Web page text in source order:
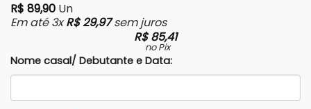
R$ 89,90 Un
Em até 3xR$29,97sem juros
R$85,41
no Pix
Nome casal/ Debutante e Data: